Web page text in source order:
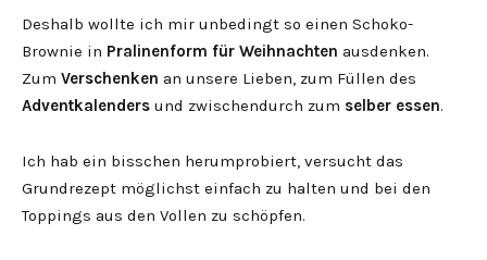
Deshalb wollte ich mir unbedingt so einen Schoko-
Brownie in Pralinenform für Weihnachten ausdenken.
Zum Verschenken an unsere Lieben, zum Füllen des
Adventkalenders und zwischendurch zum selber essen.
Ich hab ein bisschen herumprobiert, versucht das
Grundrezept möglichst einfach zu halten und bei den
Toppings aus den Vollen zu schöpfen.